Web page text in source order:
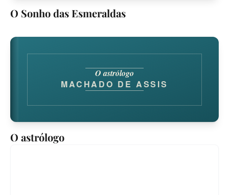
O Sonho das Esmeraldas
O astrólogo
MACHADO DE ASSIS
O astrólogo